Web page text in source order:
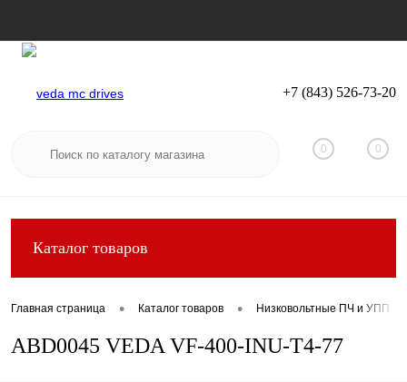
Вход Регистрация
+7 (843) 526-73-20
0 0
Каталог товаров
Главная страница • Каталог товаров • Низковольтные ПЧ и УПП
ABD0045 VEDA VF-400-INU-T4-77